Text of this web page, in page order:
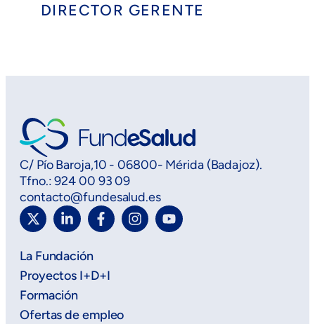
DIRECTOR GERENTE
C/ Pío Baroja,10 - 06800- Mérida (Badajoz).
Tfno.: 924 00 93 09
contacto@fundesalud.es
La Fundación
Proyectos I+D+I
Formación
Ofertas de empleo